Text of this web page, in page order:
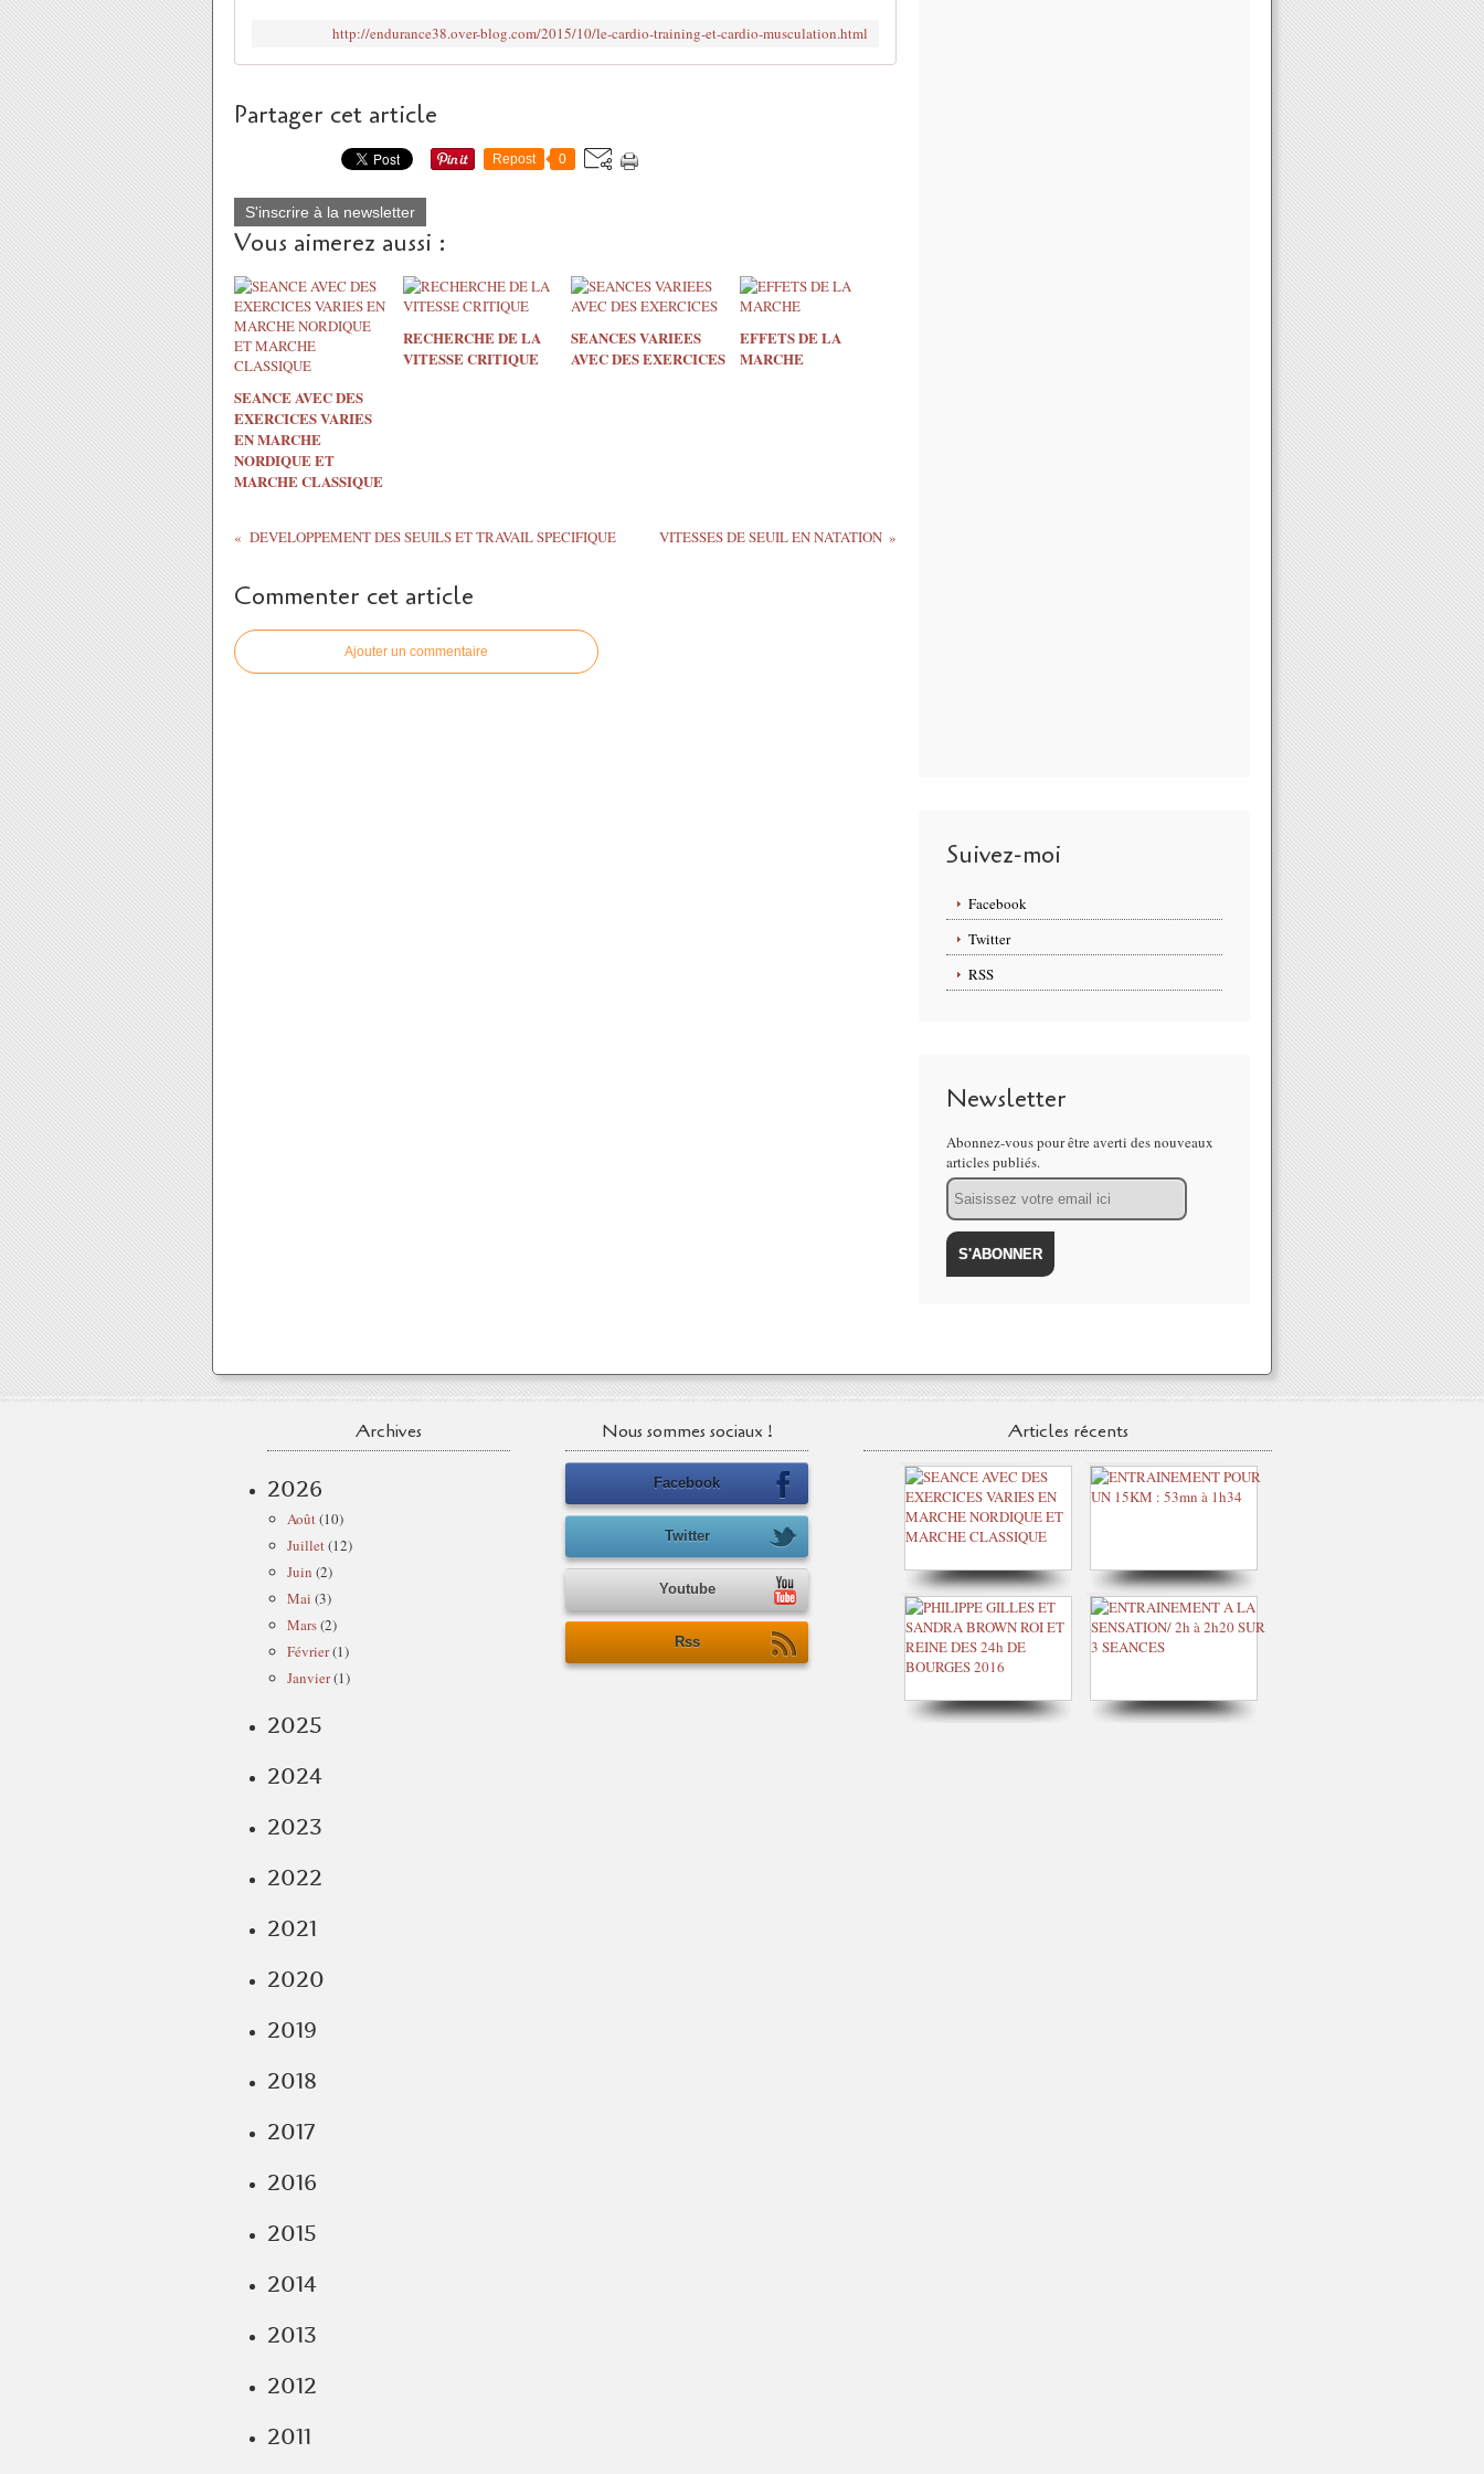
http://endurance38.over-blog.com/2015/10/le-cardio-training-et-cardio-musculation.html
Partager cet article
Repost 0
S'inscrire à la newsletter
Vous aimerez aussi :
SEANCE AVEC DES
EXERCICES VARIES
EN MARCHE
NORDIQUE ET
MARCHE CLASSIQUE
RECHERCHE DE LA
VITESSE CRITIQUE
SEANCES VARIEES
AVEC DES EXERCICES
EFFETS DE LA
MARCHE
DEVELOPPEMENT DES SEUILS ET TRAVAIL SPECIFIQUE VITESSES DE SEUIL EN NATATION
Commenter cet article
Ajouter un commentaire
Suivez-moi
Facebook
Twitter
RSS
Newsletter
Abonnez-vous pour être averti des nouveaux
articles publiés.
Email
Archives
2026
Août(10)
Juillet(12)
Juin (2)
Mai (3)
Mars(2)
Février(1)
Janvier(1)
2025
2024
2023
2022
2021
2020
2019
2018
2017
2016
2015
2014
2013
2012
2011
Nous sommes sociaux !
Facebook
Twitter
Youtube
Rss
Articles récents